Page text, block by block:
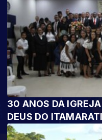
30 ANOS DA
DEUS DO ITAMARATI